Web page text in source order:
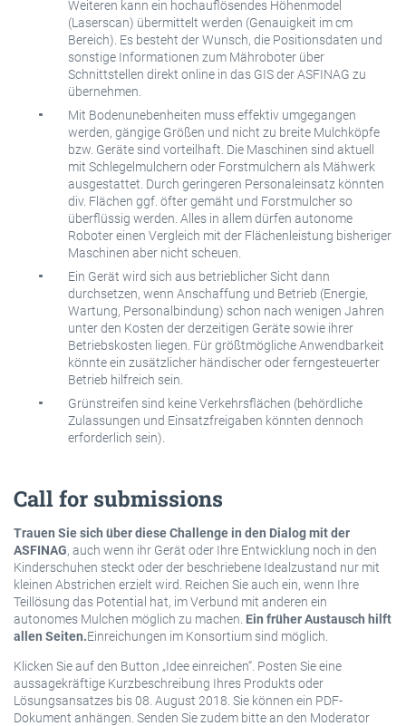
Weiteren kann ein hochauflösendes Höhenmodel
(Laserscan) übermittelt werden (Genauigkeit im cm
Bereich). Es besteht der Wunsch, die Positionsdaten und
sonstige Informationen zum Mähroboter über
Schnittstellen direkt online in das GIS der ASFINAG zu
übernehmen.
Mit Bodenunebenheiten muss effektiv umgegangen
werden, gängige Größen und nicht zu breite Mulchköpfe
bzw. Geräte sind vorteilhaft. Die Maschinen sind aktuell
mit Schlegelmulchern oder Forstmulchern als Mähwerk
ausgestattet. Durch geringeren Personaleinsatz könnten
div. Flächen ggf. öfter gemäht und Forstmulcher so
überflüssig werden. Alles in allem dürfen autonome
Roboter einen Vergleich mit der Flächenleistung bisheriger
Maschinen aber nicht scheuen.
Ein Gerät wird sich aus betrieblicher Sicht dann
durchsetzen, wenn Anschaffung und Betrieb (Energie,
Wartung, Personalbindung) schon nach wenigen Jahren
unter den Kosten der derzeitigen Geräte sowie ihrer
Betriebskosten liegen. Für größtmögliche Anwendbarkeit
könnte ein zusätzlicher händischer oder ferngesteuerter
Betrieb hilfreich sein.
Grünstreifen sind keine Verkehrsflächen (behördliche
Zulassungen und Einsatzfreigaben könnten dennoch
erforderlich sein).
Call for submissions
Trauen Sie sich über diese Challenge in den Dialog mit der
ASFINAG, auch wenn ihr Gerät oder Ihre Entwicklung noch in den
Kinderschuhen steckt oder der beschriebene Idealzustand nur mit
kleinen Abstrichen erzielt wird. Reichen Sie auch ein, wenn Ihre
Teillösung das Potential hat, im Verbund mit anderen ein
autonomes Mulchen möglich zu machen. Ein früher Austausch hilft
allen Seiten.Einreichungen im Konsortium sind möglich.
Klicken Sie auf den Button „Idee einreichen“. Posten Sie eine
aussagekräftige Kurzbeschreibung Ihres Produkts oder
Lösungsansatzes bis 08. August 2018. Sie können ein PDF-
Dokument anhängen. Senden Sie zudem bitte an den Moderator